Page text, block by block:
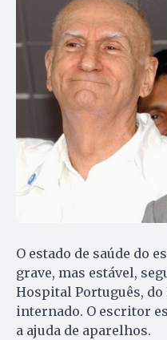
O estado de saúde do
grave, mas estável,
Hospital Português, do
internado. O escritor
a ajuda de aparelhos.